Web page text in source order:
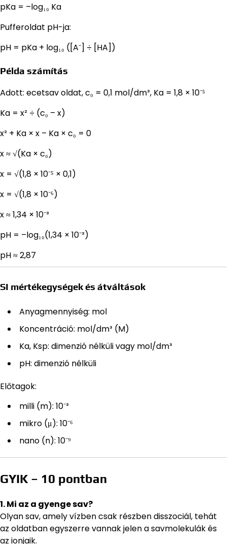
pKa = –log₁₀ Ka
Pufferoldat pH-ja:
pH = pKa + log₁₀ ([A⁻] ÷ [HA])
Példa számítás
Adott: ecetsav oldat, c₀ = 0,1 mol/dm³, Ka = 1,8 × 10⁻⁵
Ka = x² ÷ (c₀ – x)
x² + Ka × x – Ka × c₀ = 0
x ≈ √(Ka × c₀)
x = √(1,8 × 10⁻⁵ × 0,1)
x = √(1,8 × 10⁻⁶)
x ≈ 1,34 × 10⁻³
pH = –log₁₀(1,34 × 10⁻³)
pH ≈ 2,87
SI mértékegységek és átváltások
Anyagmennyiség: mol
Koncentráció: mol/dm³ (M)
Ka, Ksp: dimenzió nélküli vagy mol/dm³
pH: dimenzió nélküli
Előtagok:
milli (m): 10⁻³
mikro (μ): 10⁻⁶
nano (n): 10⁻⁹
GYIK – 10 pontban
1. Mi az a gyenge sav?
Olyan sav, amely vízben csak részben disszociál, tehát
az oldatban egyszerre vannak jelen a savmolekulák és
az ionjaik.